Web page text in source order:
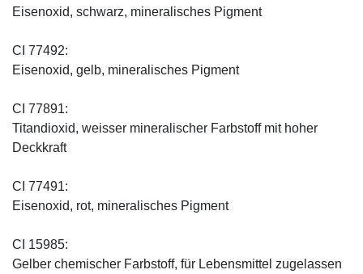
Eisenoxid, schwarz, mineralisches Pigment
CI 77492:
Eisenoxid, gelb, mineralisches Pigment
CI 77891:
Titandioxid, weisser mineralischer Farbstoff mit hoher
Deckkraft
CI 77491:
Eisenoxid, rot, mineralisches Pigment
CI 15985:
Gelber chemischer Farbstoff, für Lebensmittel zugelassen